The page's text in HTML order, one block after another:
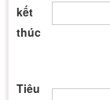
kết
thúc
Tiêu